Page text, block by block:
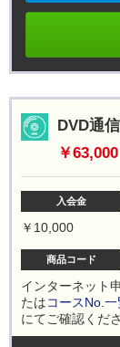
DVD通
￥63,000
入会金
￥10,000
商品コード
インターネット
たはコースNo.一
にてご確認くださ